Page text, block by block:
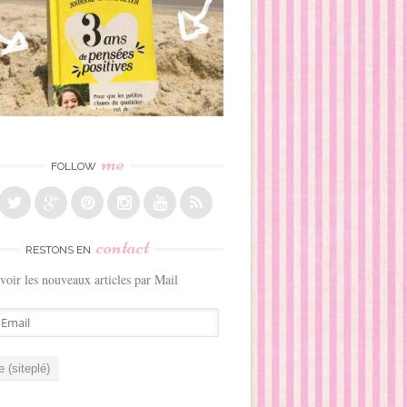
FOLLOW me
RESTONS EN contact
les nouveaux articles par Mail